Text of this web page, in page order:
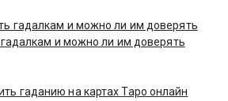
и можно ли им доверять